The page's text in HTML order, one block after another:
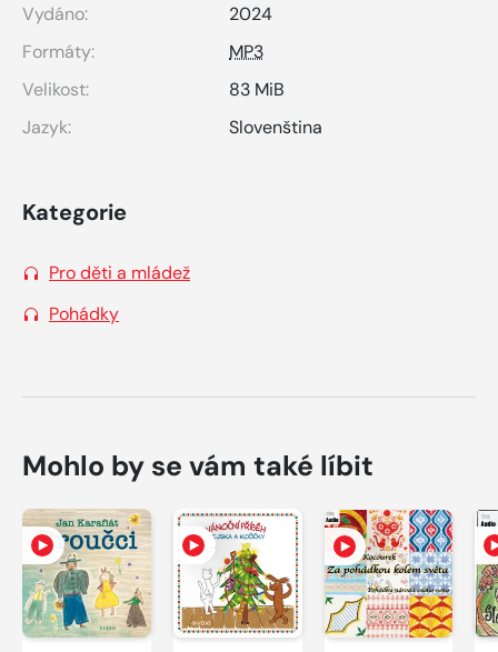
Vydáno:
2024
Formáty:
MP3
Velikost:
83 MiB
Jazyk:
Slovenština
Kategorie
Pro děti a mládež
Pohádky
Mohlo by se vám také líbit